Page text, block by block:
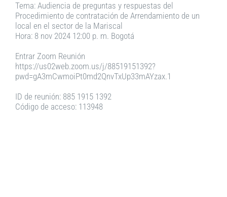
Tema: Audiencia de preguntas y respuestas del
Procedimiento de contratación de Arrendamiento de un
local en el sector de la Mariscal
Hora: 8 nov 2024 12:00 p. m. Bogotá
Entrar Zoom Reunión
https://us02web.zoom.us/j/88519151392?
pwd=gA3mCwmoiPt0md2QnvTxUp33mAYzax.1
ID de reunión: 885 1915 1392
Código de acceso: 113948